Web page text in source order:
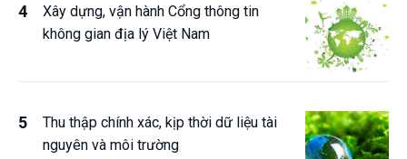
Xây dựng, vận hành Cổng thông tin
không gian địa lý Việt Nam
Thu thập chính xác, kịp thời dữ liệu tài
nguyên và môi trường